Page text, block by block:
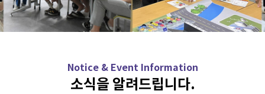
Notice & Event Information
소식을 알려드립니다.